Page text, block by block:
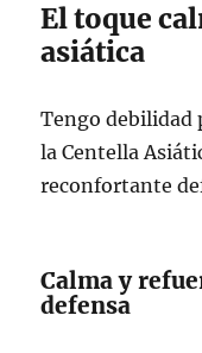
El toque
asiática
Tengo debilidad
la Centella
reconfortante
Calma y
defensa